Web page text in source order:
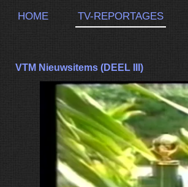
VTM Nieuwsitems (DEEL III)
HOME TV-REPORTAGES